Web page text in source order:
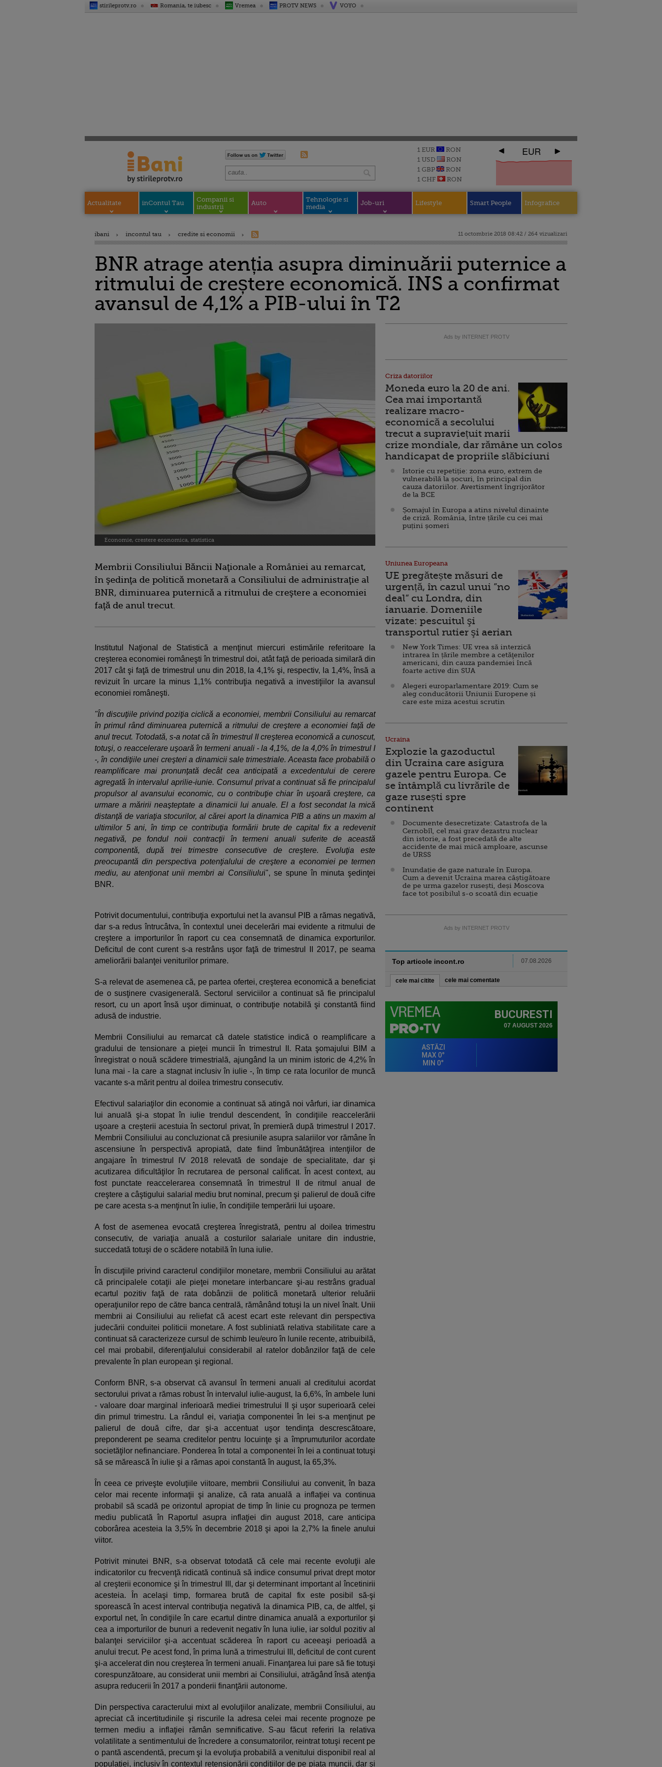
stirileprotv.ro Romania, te iubesc Vremea PROTV NEWS VOYO
1 EUR
RON
1 USD
RON
1 GBP
RON
1 CHF
RON
EUR
Actualitate inContul Tau
Companii si
industrii
Auto
Tehnologie si
media
Job-uri Lifestyle Smart People Infografice
ibani incontul tau credite si economii 11 octombrie 2018 08:42 / 264 vizualizari
BNR atrage atenția asupra diminuării puternice a
ritmului de creștere economică. INS a confirmat
avansul de 4,1% a PIB-ului în T2
Economie, crestere economica, statistica
Membrii Consiliului Băncii Naţionale a României au remarcat,
în şedinţa de politică monetară a Consiliului de administraţie al
BNR, diminuarea puternică a ritmului de creştere a economiei
faţă de anul trecut.
Institutul Naţional de Statistică a menţinut miercuri estimările referitoare la
creşterea economiei româneşti în trimestrul doi, atât faţă de perioada similară din
2017 cât şi faţă de trimestrul unu din 2018, la 4,1% şi, respectiv, la 1,4%, însă a
revizuit în urcare la minus 1,1% contribuţia negativă a investiţiilor la avansul
economiei româneşti.
"În discuţiile privind poziţia ciclică a economiei, membrii Consiliului au remarcat
în primul rând diminuarea puternică a ritmului de creştere a economiei faţă de
anul trecut. Totodată, s-a notat că în trimestrul II creşterea economică a cunoscut,
totuşi, o reaccelerare uşoară în termeni anuali - la 4,1%, de la 4,0% în trimestrul I
-, în condiţiile unei creşteri a dinamicii sale trimestriale. Aceasta face probabilă o
reamplificare mai pronunţată decât cea anticipată a excedentului de cerere
agregată în intervalul aprilie-iunie. Consumul privat a continuat să fie principalul
propulsor al avansului economic, cu o contribuţie chiar în uşoară creştere, ca
urmare a măririi neaşteptate a dinamicii lui anuale. El a fost secondat la mică
distanţă de variaţia stocurilor, al cărei aport la dinamica PIB a atins un maxim al
ultimilor 5 ani, în timp ce contribuţia formării brute de capital fix a redevenit
negativă, pe fondul noii contracţii în termeni anuali suferite de această
componentă, după trei trimestre consecutive de creştere. Evoluţia este
preocupantă din perspectiva potenţialului de creştere a economiei pe termen
mediu, au atenţionat unii membri ai Consiliului", se spune în minuta şedinţei
BNR.
Potrivit documentului, contribuţia exportului net la avansul PIB a rămas negativă,
dar s-a redus întrucâtva, în contextul unei decelerări mai evidente a ritmului de
creştere a importurilor în raport cu cea consemnată de dinamica exporturilor.
Deficitul de cont curent s-a restrâns uşor faţă de trimestrul II 2017, pe seama
ameliorării balanţei veniturilor primare.
S-a relevat de asemenea că, pe partea ofertei, creşterea economică a beneficiat
de o susţinere cvasigenerală. Sectorul serviciilor a continuat să fie principalul
resort, cu un aport însă uşor diminuat, o contribuţie notabilă şi constantă fiind
adusă de industrie.
Membrii Consiliului au remarcat că datele statistice indică o reamplificare a
gradului de tensionare a pieţei muncii în trimestrul II. Rata şomajului BIM a
înregistrat o nouă scădere trimestrială, ajungând la un minim istoric de 4,2% în
luna mai - la care a stagnat inclusiv în iulie -, în timp ce rata locurilor de muncă
vacante s-a mărit pentru al doilea trimestru consecutiv.
Efectivul salariaţilor din economie a continuat să atingă noi vârfuri, iar dinamica
lui anuală şi-a stopat în iulie trendul descendent, în condiţiile reaccelerării
uşoare a creşterii acestuia în sectorul privat, în premieră după trimestrul I 2017.
Membrii Consiliului au concluzionat că presiunile asupra salariilor vor rămâne în
ascensiune în perspectivă apropiată, date fiind îmbunătăţirea intenţiilor de
angajare în trimestrul IV 2018 relevată de sondaje de specialitate, dar şi
acutizarea dificultăţilor în recrutarea de personal calificat. În acest context, au
fost punctate reaccelerarea consemnată în trimestrul II de ritmul anual de
creştere a câştigului salarial mediu brut nominal, precum şi palierul de două cifre
pe care acesta s-a menţinut în iulie, în condiţiile temperării lui uşoare.
A fost de asemenea evocată creşterea înregistrată, pentru al doilea trimestru
consecutiv, de variaţia anuală a costurilor salariale unitare din industrie,
succedată totuşi de o scădere notabilă în luna iulie.
În discuţiile privind caracterul condiţiilor monetare, membrii Consiliului au arătat
că principalele cotaţii ale pieţei monetare interbancare şi-au restrâns gradual
ecartul pozitiv faţă de rata dobânzii de politică monetară ulterior reluării
operaţiunilor repo de către banca centrală, rămânând totuşi la un nivel înalt. Unii
membrii ai Consiliului au reliefat că acest ecart este relevant din perspectiva
judecării conduitei politicii monetare. A fost subliniată relativa stabilitate care a
continuat să caracterizeze cursul de schimb leu/euro în lunile recente, atribuibilă,
cel mai probabil, diferenţialului considerabil al ratelor dobânzilor faţă de cele
prevalente în plan european şi regional.
Conform BNR, s-a observat că avansul în termeni anuali al creditului acordat
sectorului privat a rămas robust în intervalul iulie-august, la 6,6%, în ambele luni
- valoare doar marginal inferioară mediei trimestrului II şi uşor superioară celei
din primul trimestru. La rândul ei, variaţia componentei în lei s-a menţinut pe
palierul de două cifre, dar şi-a accentuat uşor tendinţa descrescătoare,
preponderent pe seama creditelor pentru locuinţe şi a împrumuturilor acordate
societăţilor nefinanciare. Ponderea în total a componentei în lei a continuat totuşi
să se mărească în iulie şi a rămas apoi constantă în august, la 65,3%.
În ceea ce priveşte evoluţiile viitoare, membrii Consiliului au convenit, în baza
celor mai recente informaţii şi analize, că rata anuală a inflaţiei va continua
probabil să scadă pe orizontul apropiat de timp în linie cu prognoza pe termen
mediu publicată în Raportul asupra inflaţiei din august 2018, care anticipa
coborârea acesteia la 3,5% în decembrie 2018 şi apoi la 2,7% la finele anului
viitor.
Potrivit minutei BNR, s-a observat totodată că cele mai recente evoluţii ale
indicatorilor cu frecvenţă ridicată continuă să indice consumul privat drept motor
al creşterii economice şi în trimestrul III, dar şi determinant important al încetinirii
acesteia. În acelaşi timp, formarea brută de capital fix este posibil să-şi
sporească în acest interval contribuţia negativă la dinamica PIB, ca, de altfel, şi
exportul net, în condiţiile în care ecartul dintre dinamica anuală a exporturilor şi
cea a importurilor de bunuri a redevenit negativ în luna iulie, iar soldul pozitiv al
balanţei serviciilor şi-a accentuat scăderea în raport cu aceeaşi perioadă a
anului trecut. Pe acest fond, în prima lună a trimestrului III, deficitul de cont curent
şi-a accelerat din nou creşterea în termeni anuali. Finanţarea lui pare să fie totuşi
corespunzătoare, au considerat unii membri ai Consiliului, atrăgând însă atenţia
asupra reducerii în 2017 a ponderii finanţării autonome.
Din perspectiva caracterului mixt al evoluţiilor analizate, membrii Consiliului, au
apreciat că incertitudinile şi riscurile la adresa celei mai recente prognoze pe
termen mediu a inflaţiei rămân semnificative. S-au făcut referiri la relativa
volatilitate a sentimentului de încredere a consumatorilor, reintrat totuşi recent pe
o pantă ascendentă, precum şi la evoluţia probabilă a venitului disponibil real al
populaţiei, inclusiv în contextul retensionării condiţiilor de pe piaţa muncii, dar şi
Ads by INTERNET PROTV
Criza datoriilor
Moneda euro la 20 de ani.
Cea mai importantă
realizare macro-
economică a secolului
trecut a supraviețuit marii
crize mondiale, dar rămâne un colos
handicapat de propriile slăbiciuni
Istorie cu repetiție: zona euro, extrem de
vulnerabilă la șocuri, în principal din
cauza datoriilor. Avertisment îngrijorător
de la BCE
Șomajul în Europa a atins nivelul dinainte
de criză. România, între țările cu cei mai
puțini șomeri
Uniunea Europeana
UE pregătește măsuri de
urgență, în cazul unui ”no
deal” cu Londra, din
ianuarie. Domeniile
vizate: pescuitul şi
transportul rutier şi aerian
New York Times: UE vrea să interzică
intrarea în țările membre a cetăţenilor
americani, din cauza pandemiei încă
foarte active din SUA
Alegeri europarlamentare 2019: Cum se
aleg conducătorii Uniunii Europene și
care este miza acestui scrutin
Ucraina
Explozie la gazoductul
din Ucraina care asigura
gazele pentru Europa. Ce
se întâmplă cu livrările de
gaze rusești spre
continent
Documente desecretizate: Catastrofa de la
Cernobîl, cel mai grav dezastru nuclear
din istorie, a fost precedată de alte
accidente de mai mică amploare, ascunse
de URSS
Inundație de gaze naturale în Europa.
Cum a devenit Ucraina marea câștigătoare
de pe urma gazelor rusești, deși Moscova
face tot posibilul s-o scoată din ecuație
Ads by INTERNET PROTV
Top articole incont.ro 07.08.2026
cele mai citite cele mai comentate